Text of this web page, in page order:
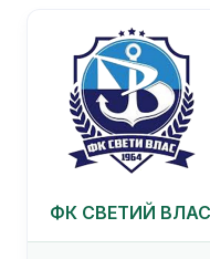
ФК СВЕТИЙ ВЛАС